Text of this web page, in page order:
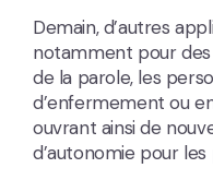
Demain, d’autres
notamment pour des
de la parole, les
d’enfermement ou
ouvrant ainsi de
d’autonomie pour